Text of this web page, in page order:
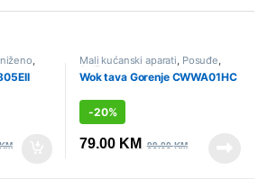
Mali kućanski aparati Posuđe
Sniženo
Wok tava Gorenje CWWA01HC
-20%
79.00 KM 99.00KM